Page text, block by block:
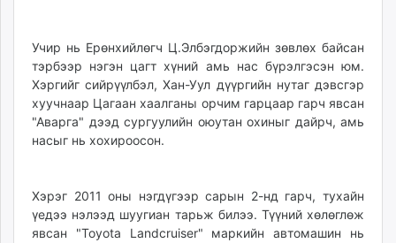
shuud.mn
eagle.mn
ergelt.mn
zarig.mn
today.mn
ugluu.mn
urlag.mn
Учир нь Ерөнхийлөгч Ц.Элбэгдоржийн зөвлөх байсан
тэрбээр нэгэн цагт хүний амь нас бүрэлгэсэн юм.
Хэргийг сийрүүлбэл, Хан-Уул дүүргийн нутаг дэвсгэр
хуучнаар Цагаан хаалганы орчим гарцаар гарч явсан
"Аварга" дээд сургуулийн оюутан охиныг дайрч, амь
насыг нь хохироосон.
Хэрэг 2011 оны нэгдүгээр сарын 2-нд гарч, тухайн
үедээ нэлээд шуугиан тарьж билээ. Түүний хөлөглөж
явсан "Toyota Landcruiser" маркийн автомашин нь